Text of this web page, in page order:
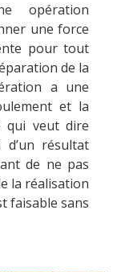
opération
une force
pour tout
de la
a une
et la
qui veut dire
résultat
de ne pas
la réalisation
faisable sans